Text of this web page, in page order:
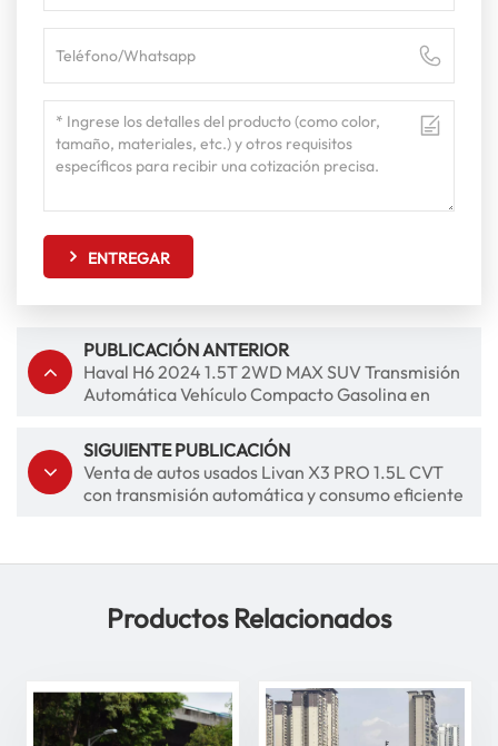
ENTREGAR
PUBLICACIÓN ANTERIOR
Haval H6 2024 1.5T 2WD MAX SUV Transmisión
Automática Vehículo Compacto Gasolina en
SIGUIENTE PUBLICACIÓN
Venta de autos usados ​​Livan X3 PRO 1.5L CVT
con transmisión automática y consumo eficiente
Productos Relacionados